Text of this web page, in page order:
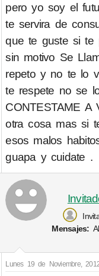
pero yo soy el
te servira de
que te guste si te
sin motivo Se
repeto y no te lo
te respete no se
CONTESTAME A
otra cosa mas si
esos malos
guapa y cuidate .
Mensajes:
Lunes 19 de Noviembre,